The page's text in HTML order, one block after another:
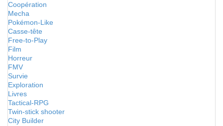
Coopération
Mecha
Pokémon-Like
Casse-tête
Free-to-Play
Film
Horreur
FMV
Survie
Exploration
Livres
Tactical-RPG
Twin-stick shooter
City Builder